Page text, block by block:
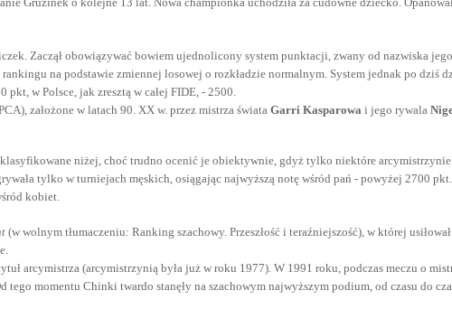
Zaczął obowiązywać bowiem ujednolicony system punktacji, zwany od nazwiska
na podstawie zmiennej losowej o rozkładzie normalnym. System jednak po dziś
w Polsce, jak zresztą w całej FIDE, - 2500.
założone w latach 90. XX w. przez mistrza świata Garri Kasparowa i jego rywala
niżej, choć trudno ocenić je obiektywnie, gdyż tylko niektóre
tylko w turniejach męskich, osiągając najwyższą notę wśród pań - powyżej 2700
kobiet.
(w wolnym tłumaczeniu: Ranking szachowy. Przeszłość i teraźniejszość), w której
arcymistrza (arcymistrzynią była już w roku 1977). W 1991 roku, podczas meczu o
tego momentu Chinki twardo stanęły na szachowym najwyższym podium, od czasu do